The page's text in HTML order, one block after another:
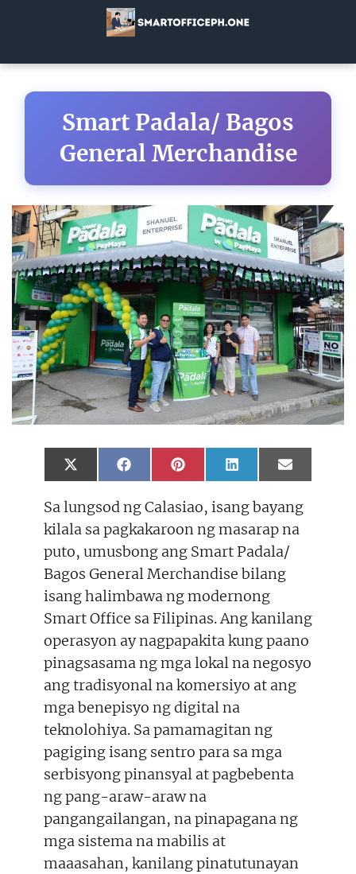
Smart Padala/ Bagos
General Merchandise
Share
on
X
(
w
t
e
r
Share
on
F
a
e
b
o
o
k
Share
on
P
i
t
r
e
s
t
Share
on
L
i
k
d
I
n
Share
on
E
m
i
Sa lungsod ng Calasiao, isang bayang
kilala sa pagkakaroon ng masarap na
puto, umusbong ang Smart Padala/
Bagos General Merchandise bilang
isang halimbawa ng modernong
Smart Office sa Filipinas. Ang kanilang
operasyon ay nagpapakita kung paano
pinagsasama ng mga lokal na negosyo
ang tradisyonal na komersiyo at ang
mga benepisyo ng digital na
teknolohiya. Sa pamamagitan ng
pagiging isang sentro para sa mga
serbisyong pinansyal at pagbebenta
ng pang-araw-araw na
pangangailangan, na pinapagana ng
mga sistema na mabilis at
maaasahan, kanilang pinatutunayan